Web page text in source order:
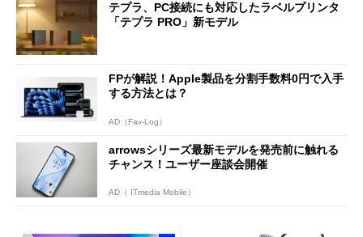
テプラ、PC接続にも対応したラベルプリンタ
「テプラ PRO」新モデル
FPが解説！Apple製品を分割手数料0円で入手
する方法とは？
AD（Fav-Log）
arrowsシリーズ最新モデルを発売前に触れる
チャンス！ユーザー座談会開催
AD（ ITmedia Mobile）